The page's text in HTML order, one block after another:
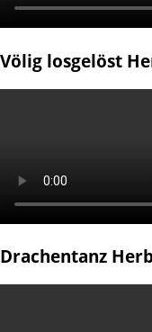
Völig losgelöst
Drachentanz